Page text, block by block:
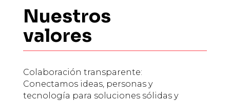
Nuestros
valores
Colaboración transparente:
Conectamos ideas, personas y
tecnología para soluciones sólidas y